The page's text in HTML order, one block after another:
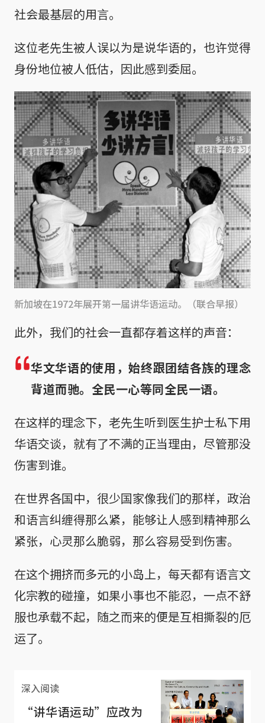
社会最基层的用言。
这位老先生被人误以为是说华语的，也许觉得
身份地位被人低估，因此感到委屈。
新加坡在1972年展开第一届讲华语运动。（联合早报）
此外，我们的社会一直都存着这样的声音：
华文华语的使用，始终跟团结各族的理念
背道而驰。全民一心等同全民一语。
在这样的理念下，老先生听到医生护士私下用
华语交谈，就有了不满的正当理由，尽管那没
伤害到谁。
在世界各国中，很少国家像我们的那样，政治
和语言纠缠得那么紧，能够让人感到精神那么
紧张，心灵那么脆弱，那么容易受到伤害。
在这个拥挤而多元的小岛上，每天都有语言文
化宗教的碰撞，如果小事也不能忍，一点不舒
服也承载不起，随之而来的便是互相撕裂的厄
运了。
深入阅读
“讲华语运动”应改为